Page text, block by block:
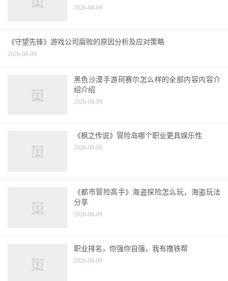
2026-08-09
《守望先锋》游戏公司腐败的原因分析及应对策略
2026-08-09
黑色沙漠手游珂赛尔怎么样的全部内容内容介
绍介绍
2026-08-09
《枫之传说》冒险岛哪个职业更具娱乐性
2026-08-09
《都市冒险高手》海盗探险怎么玩，海盗玩法
分享
2026-08-09
职业排名，你强你自强，我有撸铁帮
2026-08-09